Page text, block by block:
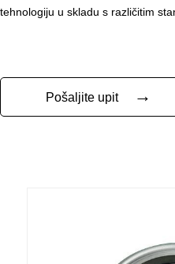
tehnologiju u skladu s različitim
Pošaljite upit →